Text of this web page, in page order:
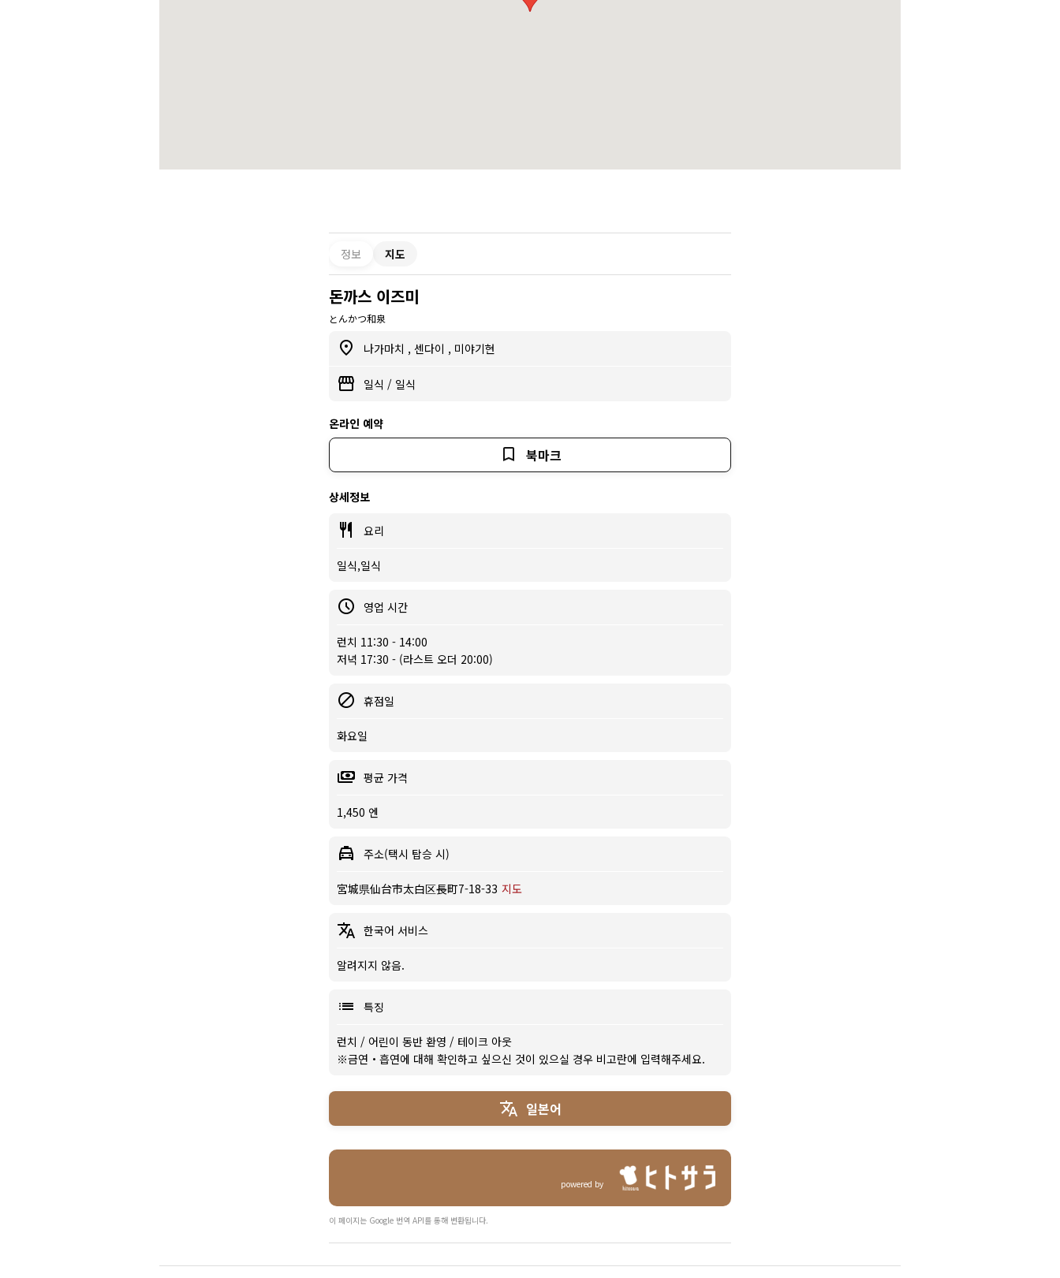
정보 지도
돈까스 이즈미
とんかつ和泉
나가마치 , 센다이 , 미야기현
일식 / 일식
온라인 예약
북마크
상세정보
요리
일식,일식
영업 시간
런치 11:30 - 14:00
저녁 17:30 - (라스트 오더 20:00)
휴점일
화요일
평균 가격
1,450 엔
주소(택시 탑승 시)
宮城県仙台市太白区長町7-18-33 지도
한국어 서비스
알려지지 않음.
특징
런치 / 어린이 동반 환영 / 테이크 아웃
※금연・흡연에 대해 확인하고 싶으신 것이 있으실 경우 비고란에 입력해주세요.
일본어
powered by
이 페이지는 Google 번역 API를 통해 변환됩니다.